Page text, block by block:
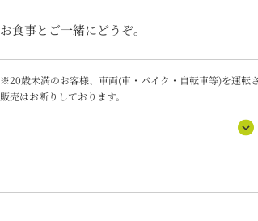
お食事とご一緒にどうぞ。
※20歳未満のお客様、車両(車・バイク・自転車等)を運転
販売はお断りしております。